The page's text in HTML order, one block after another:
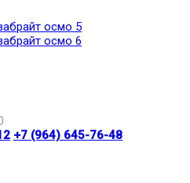
осмо 5
осмо 6
+7 (964) 645-76-48